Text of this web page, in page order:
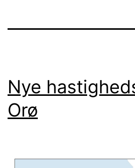
Nye
Orø